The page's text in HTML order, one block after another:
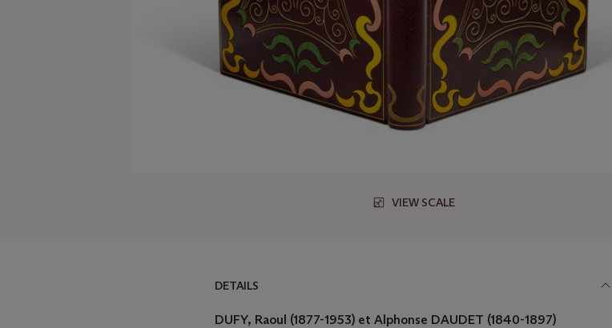
VIEW SCALE
DETAILS
DUFY, Raoul (1877-1953) et Alphonse DAUDET (1840-1897)